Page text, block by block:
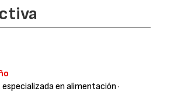
en alimentación ·